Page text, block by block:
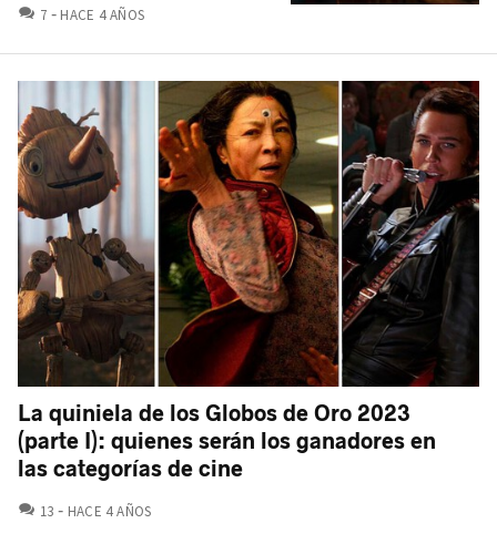
7 COMENTARIOS
HACE 4 AÑOS
La quiniela de los Globos de Oro 2023
(parte I): quienes serán los ganadores en
las categorías de cine
13 COMENTARIOS
HACE 4 AÑOS